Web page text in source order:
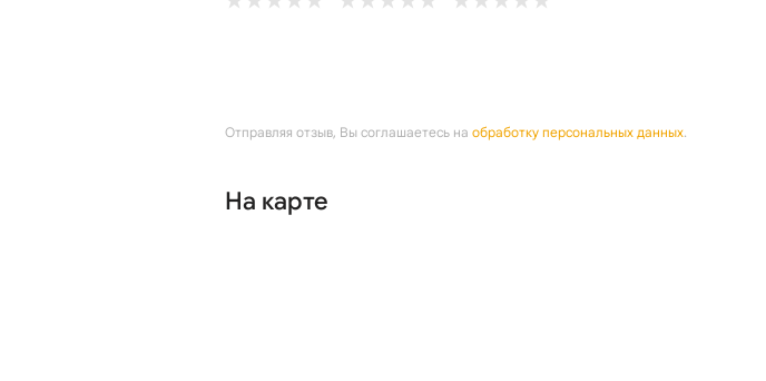
Отправляя отзыв, Вы соглашаетесь на обработку персональных данных.
На карте